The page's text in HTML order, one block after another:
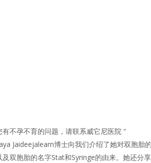
有不孕不育的问题，请联系威它尼医院 “
Jaideejalearn博士向我们介绍了她对双胞胎的
及双胞胎的名字Stat和Syringe的由来。她还分享